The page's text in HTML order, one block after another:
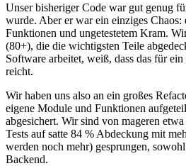
Unser bisheriger Code war gut genug
wurde. Aber er war ein einziges Chaos:
Funktionen und ungetestetem Kram.
(80+), die die wichtigsten Teile
Software arbeitet, weiß, dass das für
reicht.
Wir haben uns also an ein großes
eigene Module und Funktionen
abgesichert. Wir sind von mageren
Tests auf satte 84 % Abdeckung mit
werden noch mehr) gesprungen,
Backend.